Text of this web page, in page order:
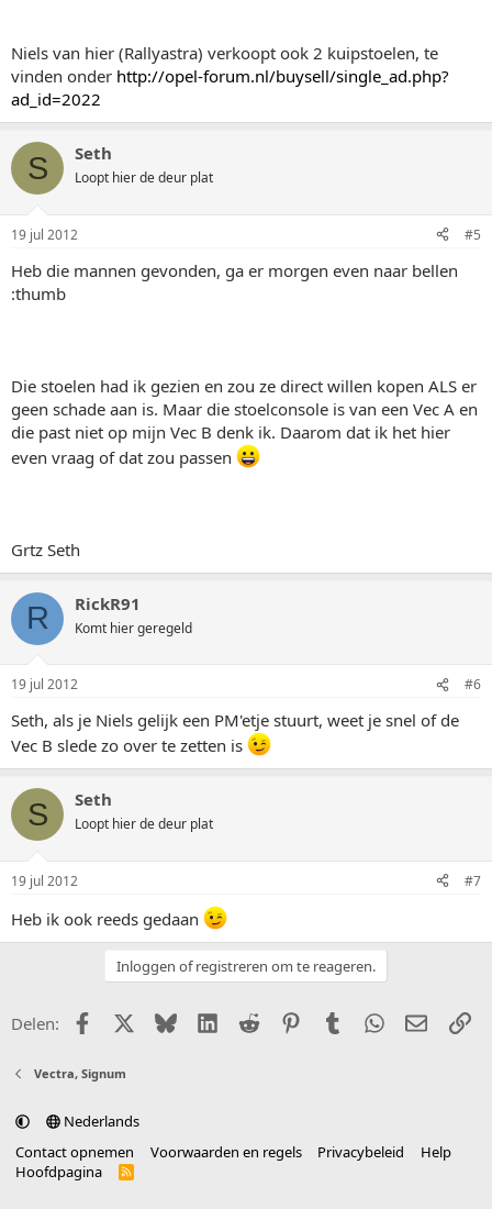
Niels van hier (Rallyastra) verkoopt ook 2 kuipstoelen, te
vinden onder http://opel-forum.nl/buysell/single_ad.php?
ad_id=2022
S Seth
Loopt hier de deur plat
19 jul 2012 #5
Heb die mannen gevonden, ga er morgen even naar bellen
:thumb
Die stoelen had ik gezien en zou ze direct willen kopen ALS er
geen schade aan is. Maar die stoelconsole is van een Vec A en
die past niet op mijn Vec B denk ik. Daarom dat ik het hier
even vraag of dat zou passen
Grtz Seth
R RickR91
Komt hier geregeld
19 jul 2012 #6
Seth, als je Niels gelijk een PM'etje stuurt, weet je snel of de
Vec B slede zo over te zetten is
S Seth
Loopt hier de deur plat
19 jul 2012 #7
Heb ik ook reeds gedaan
Inloggen of registreren om te reageren.
Delen: FacebookX (Twitter)
BlueskyLinkedIn
Reddit PinterestTumblr WhatsApp
E-mail
Vectra, Signum
Nederlands
Contact opnemen
Voorwaarden en regels Privacybeleid
Help
Hoofdpagina
R